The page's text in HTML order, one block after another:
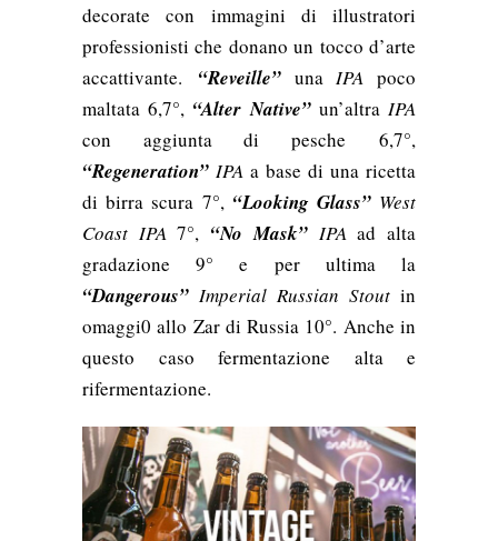
decorate con immagini di illustratori
professionisti che donano un tocco d’arte
accattivante. “Reveille”unaIPA poco
maltata 6,7°, “Alter Native”un’altraIPA
con aggiunta di pesche 6,7°,
“Regeneration” IPA a base di una ricetta
di birra scura 7°,“Looking Glass”West
Coast IPA7°, “No Mask”IPAad alta
gradazione 9° e per ultima la
“Dangerous” Imperial Russian Stout in
omaggi0 allo Zar di Russia 10°. Anche in
questo caso fermentazione alta e
rifermentazione.